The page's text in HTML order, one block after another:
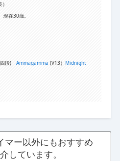
現在30歳。
(四段)Ammagamma (V13） Midnight
マー以外にもおすすめ
しています。